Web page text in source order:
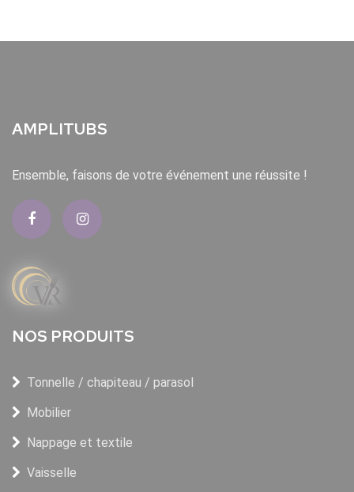
AMPLITUBS
Ensemble, faisons de votre événement une réussite !
NOS PRODUITS
Tonnelle / chapiteau / parasol
Mobilier
Nappage et textile
Vaisselle